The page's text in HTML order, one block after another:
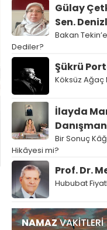
Gülay
Sen.
Bakan
Dediler?
Şükrü
Köksüz Ağaç
İlayda
Bir Sonuç
Hikâyesi mi?
Prof. Dr.
Hububat
NAMAZVAKİTLERİ